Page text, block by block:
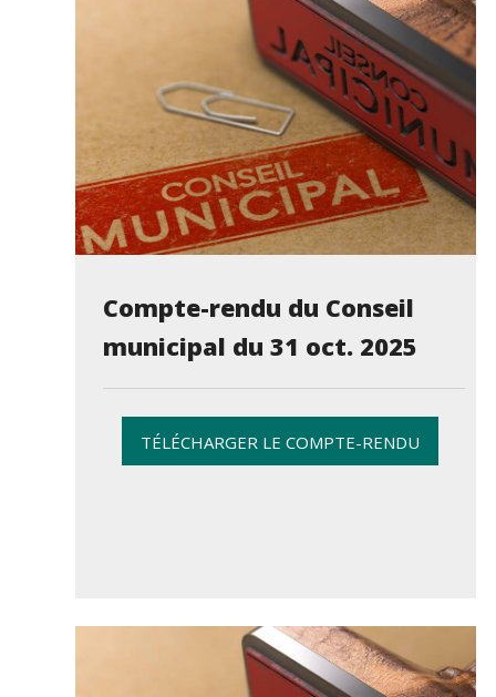
Compte-rendu du Conseil
municipal du 31 oct. 2025
TÉLÉCHARGER LE COMPTE-RENDU